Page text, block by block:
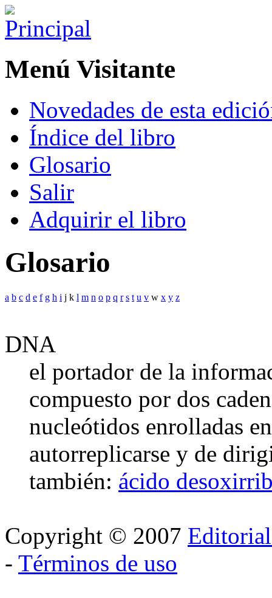
Menú Visitante
Novedades de esta
Índice del libro
Glosario
Salir
Adquirir el libro
Glosario
a b c d e f g h i j k l m n o p q r s t u v w x y z
DNA
el portador de la
compuesto por dos
nucleótidos enrolladas
autorreplicarse y de
también: ácido
Copyright © 2007
- Términos de uso